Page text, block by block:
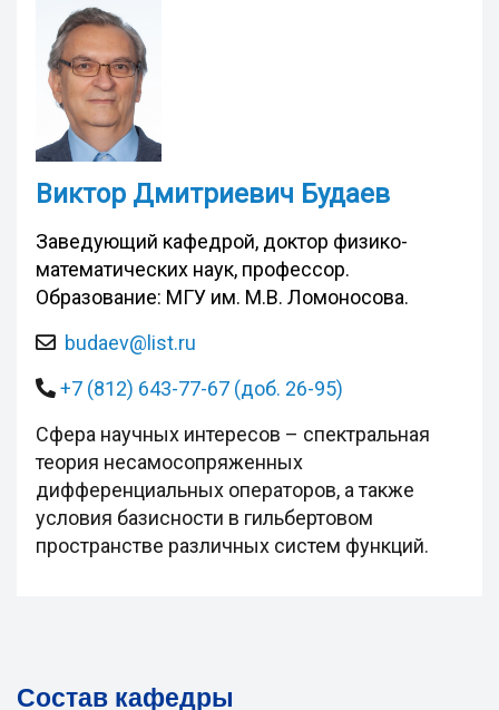
Виктор Дмитриевич Будаев
Заведующий кафедрой, доктор физико-
математических наук, профессор.
Образование: МГУ им. М.В. Ломоносова.
budaev@list.ru
+7 (812) 643-77-67 (доб. 26-95)
Сфера научных интересов – спектральная
теория несамосопряженных
дифференциальных операторов, а также
условия базисности в гильбертовом
пространстве различных систем функций.
Состав кафедры